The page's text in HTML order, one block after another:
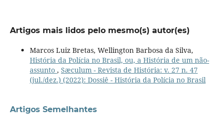
Artigos mais lidos pelo mesmo(s) autor(es)
Marcos Luiz Bretas, Wellington Barbosa da Silva,
História da Polícia no Brasil, ou, a História de um não-
assunto , Sæculum - Revista de História: v. 27 n. 47
(jul./dez.) (2022): Dossiê - História da Polícia no Brasil
Artigos Semelhantes